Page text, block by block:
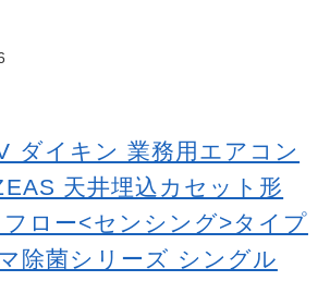
ダイキン 業務用エアコン
天井埋込カセット形
ロー<センシング>タイプ
除菌シリーズ シングル